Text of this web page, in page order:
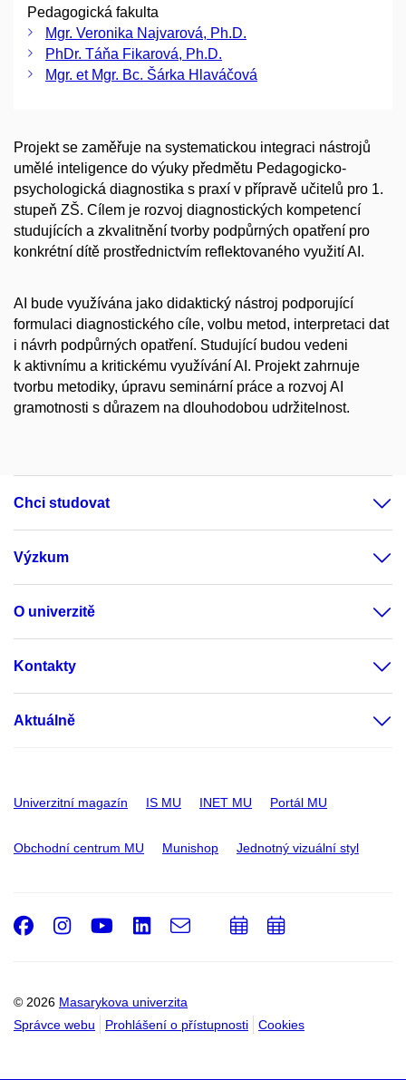
Pedagogická fakulta
Mgr. Veronika Najvarová, Ph.D.
PhDr. Táňa Fikarová, Ph.D.
Mgr. et Mgr. Bc. Šárka Hlaváčová
Projekt se zaměřuje na systematickou integraci nástrojů
umělé inteligence do výuky předmětu Pedagogicko-
psychologická diagnostika s praxí v přípravě učitelů pro 1.
stupeň ZŠ. Cílem je rozvoj diagnostických kompetencí
studujících a zkvalitnění tvorby podpůrných opatření pro
konkrétní dítě prostřednictvím reflektovaného využití AI.
AI bude využívána jako didaktický nástroj podporující
formulaci diagnostického cíle, volbu metod, interpretaci dat
i návrh podpůrných opatření. Studující budou vedeni
k aktivnímu a kritickému využívání AI. Projekt zahrnuje
tvorbu metodiky, úpravu seminární práce a rozvoj AI
gramotnosti s důrazem na dlouhodobou udržitelnost.
Chci studovat
Výzkum
O univerzitě
Kontakty
Aktuálně
Univerzitní magazín IS MU INET MU Portál MU
Obchodní centrum MU Munishop Jednotný vizuální styl
© 2026 Masarykova univerzita
Správce webu
Prohlášení o přístupnosti Cookies
Facebook
Instagram
Youtube
LinkedIn
e-
PřidatPřidat